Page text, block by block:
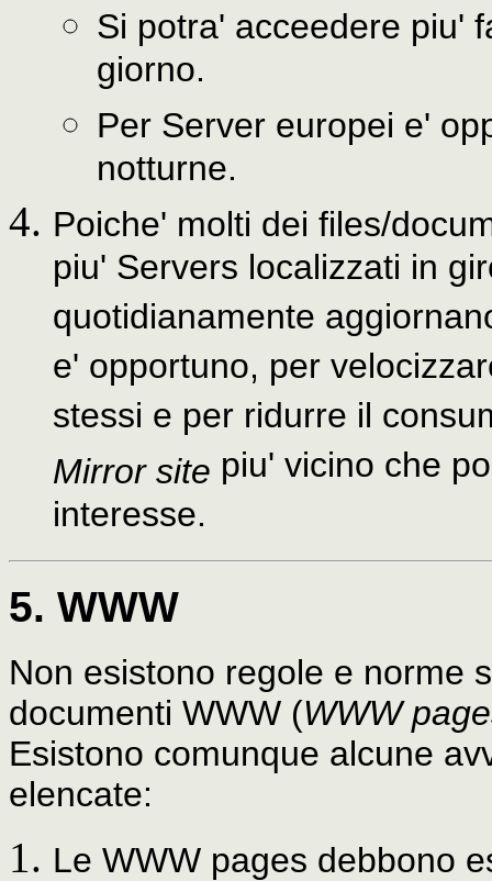
Si potra' acceedere piu'
giorno.
Per Server europei e'
notturne.
Poiche' molti dei files/
piu' Servers localizzati in
quotidianamente
e' opportuno, per
stessi e per ridurre il
Mirror site piu' vicino che
interesse.
5. WWW
Non esistono regole e norme
documenti WWW (WWW
Esistono comunque alcune
elencate:
Le WWW pages debbono